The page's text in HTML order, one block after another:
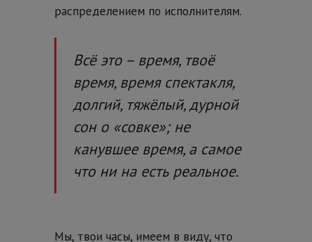
распределением по исполнителям.
Всё это – время, твоё
время, время спектакля,
долгий, тяжёлый, дурной
сон о «совке»; не
канувшее время, а самое
что ни на есть реальное.
Мы, твои часы, имеем в виду, что